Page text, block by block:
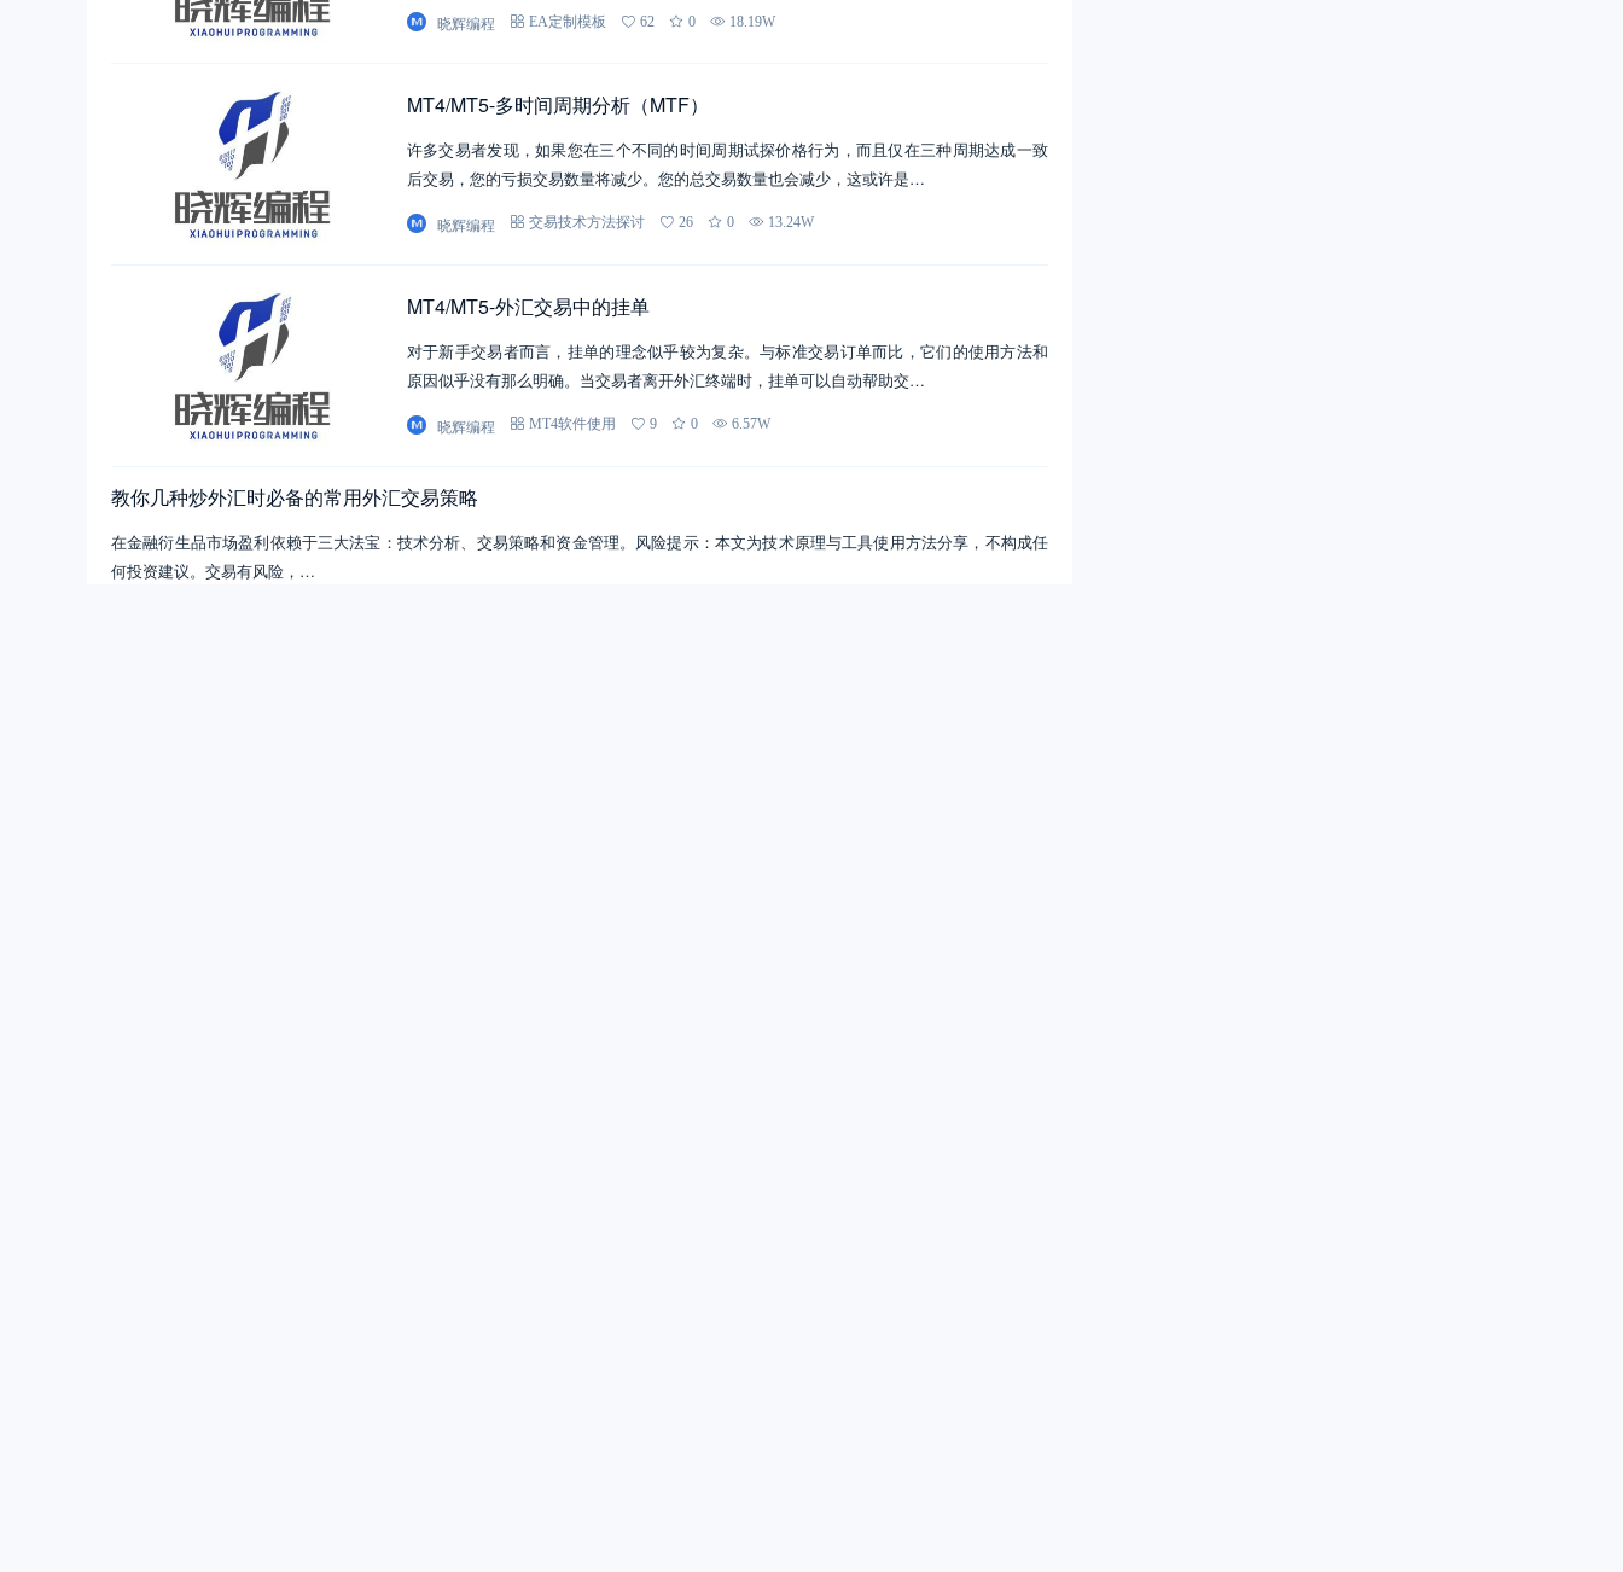
晓辉编程 EA定制模板 62 0 18.19W
后交易，您的亏损交易数量将减少。您的总交易数量也会减少，这或许是…
对于新手交易者而言，挂单的理念似乎较为复杂。与标准交易订单而比，它们的使用方法和
原因似乎没有那么明确。当交易者离开外汇终端时，挂单可以自动帮助交…
晓辉编程 MT4软件使用 9 0 6.57W
在金融衍生品市场盈利依赖于三大法宝：技术分析、交易策略和资金管理。风险提示：本文为技术原理与工具使用方法分享，不构成任
何投资建议。交易有风险，…
晓辉编程 交易技术方法探讨